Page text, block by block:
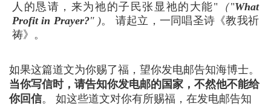
人的恳请，来为祂的子民张显祂的大能"（"What
Profit in Prayer?" )。 请起立，一同唱圣诗《教我祈
祷》。
如果这篇道文为你赐了福，望你发电邮告知海博士。
当你写信时，请告知你发电邮的国家，不然他不能给
你回信。 如这些道文对你有所赐福，在发电邮告知